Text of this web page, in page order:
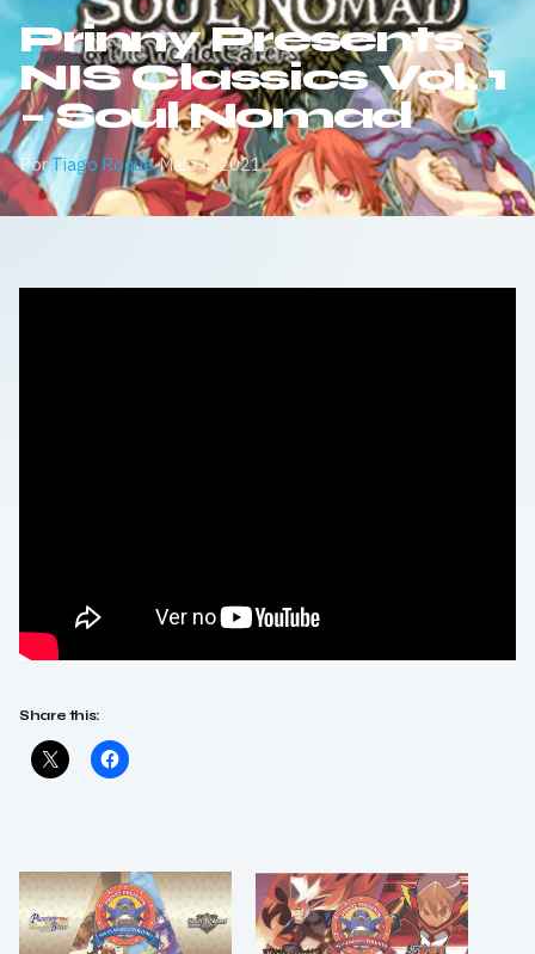
Prinny Presents
NIS Classics Vol. 1
– Soul Nomad
PorTiago Roque·Maio 4, 2021
Share this: